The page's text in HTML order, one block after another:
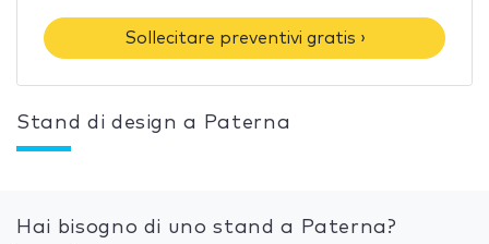
Sollecitare preventivi gratis ›
Stand di design a Paterna
Hai bisogno di uno stand a Paterna?